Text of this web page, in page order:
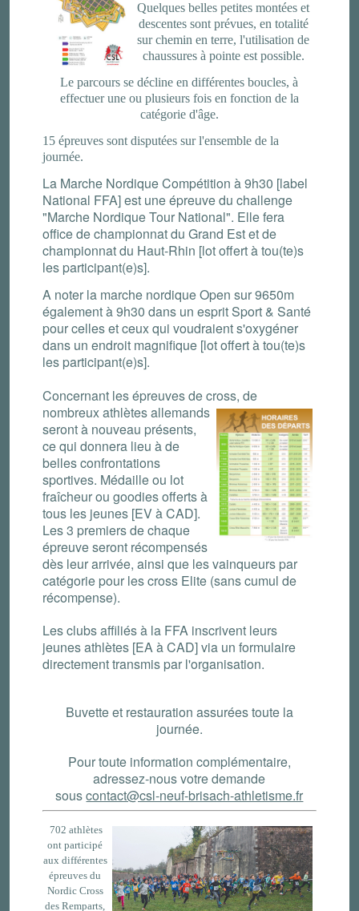
Quelques belles petites montées et
descentes sont prévues, en totalité
sur chemin en terre, l'utilisation de
chaussures à pointe est possible.
Le parcours se décline en différentes boucles, à
effectuer une ou plusieurs fois en fonction de la
catégorie d'âge.
15 épreuves sont disputées sur l'ensemble de la
journée.
La Marche Nordique Compétition à 9h30 [label
National FFA] est une épreuve du challenge
"Marche Nordique Tour National". Elle fera
office de championnat du Grand Est et de
championnat du Haut-Rhin [lot offert à tou(te)s
les participant(e)s].
A noter la marche nordique Open sur 9650m
également à 9h30 dans un esprit Sport & Santé
pour celles et ceux qui voudraient s'oxygéner
dans un endroit magnifique [lot offert à tou(te)s
les participant(e)s].
Concernant les épreuves de cross, de
nombreux athlètesallemands
seront à nouveau présents,
ce qui donnera lieu à de
belles confrontations
sportives. Médaille ou lot
fraîcheur ou goodies offerts à
tous les jeunes [EV à CAD].
Les 3 premiers de chaque
épreuve seront récompensés
dès leur arrivée, ainsi que les vainqueurs par
catégorie pour les cross Elite (sans cumul de
récompense).
Les clubs affiliés à la FFA inscrivent leurs
jeunes athlètes [EA à CAD] via un formulaire
directement transmis par l'organisation.
Buvette et restauration assurées toute la
journée.
Pour toute information complémentaire,
adressez-nous votre demande
souscontact@csl-neuf-brisach-athletisme.fr
702 athlètes
ont participé
aux différentes
épreuves du
Nordic Cross
des Remparts,